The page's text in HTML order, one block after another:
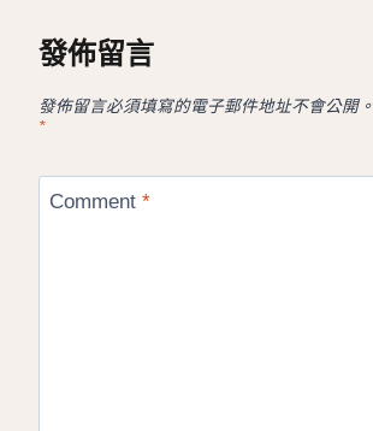
發佈留言
發佈留言必須填寫的電子郵件地址不會公開。
*
Comment *